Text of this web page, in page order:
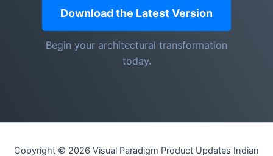
Download the Latest Version
Begin your architectural transformation
today.
Copyright © 2026 Visual Paradigm Product Updates Indian